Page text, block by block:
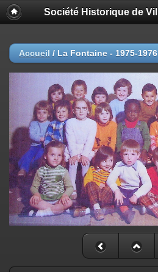
Société Historique de
Accueil / La Fontaine - 1975-1976